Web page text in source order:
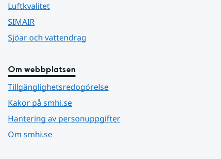
Luftkvalitet
SIMAIR
Sjöar och vattendrag
Om webbplatsen
Tillgänglighetsredogörelse
Kakor på smhi.se
Hantering av personuppgifter
Om smhi.se